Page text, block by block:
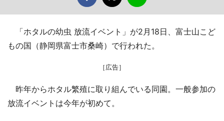
「ホタルの幼虫 放流イベント」が2月18日、富士山こど
もの国（静岡県富士市桑崎）で行われた。
［広告］
昨年からホタル繁殖に取り組んでいる同園。一般参加の
放流イベントは今年が初めて。